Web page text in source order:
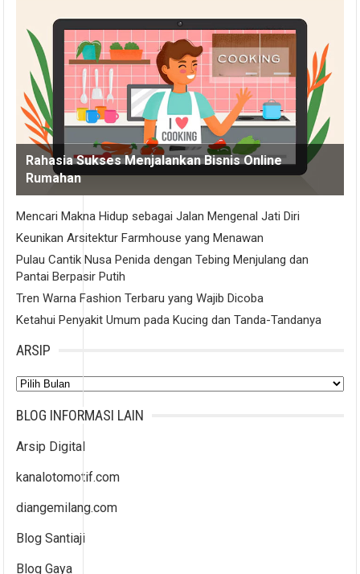
Rahasia Sukses Menjalankan Bisnis Online
Rumahan
Mencari Makna Hidup sebagai Jalan Mengenal Jati Diri
Keunikan Arsitektur Farmhouse yang Menawan
Pulau Cantik Nusa Penida dengan Tebing Menjulang dan
Pantai Berpasir Putih
Tren Warna Fashion Terbaru yang Wajib Dicoba
Ketahui Penyakit Umum pada Kucing dan Tanda-Tandanya
ARSIP
Arsip
BLOG INFORMASI LAIN
Arsip Digital
kanalotomotif.com
diangemilang.com
Blog Santiaji
Blog Gaya